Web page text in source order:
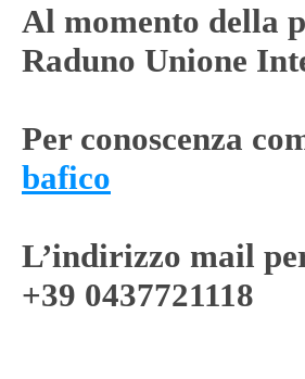
Al momento della
Raduno Unione
Per conoscenza
bafico
L’indirizzo mail
+39 0437721118